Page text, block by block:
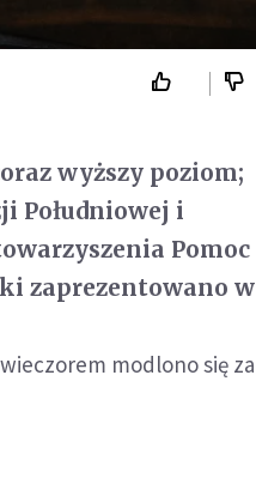
wyższy poziom;
Południowej i
Pomoc
zaprezentowano w
modlono się za